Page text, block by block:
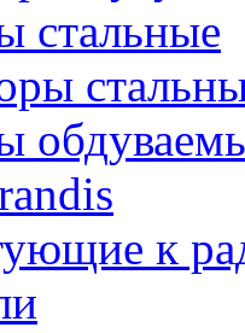
стальные
к